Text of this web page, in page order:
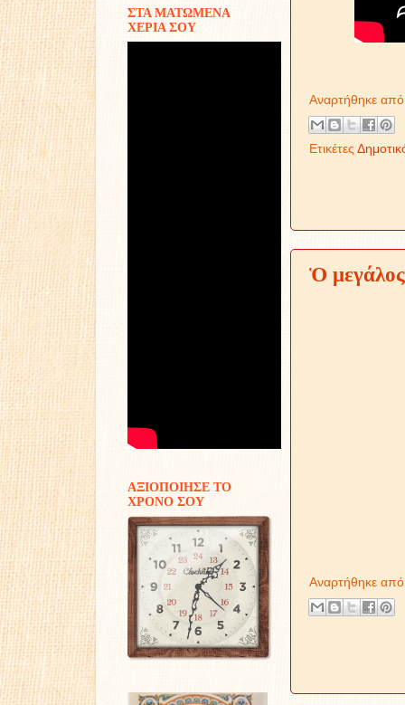
Αναρτήθηκε από
Ετικέτες
Ὁ
Αναρτήθηκε από
ΣΤΑ ΜΑΤΩΜΕΝΑ
ΧΕΡΙΑ ΣΟΥ
ΑΞΙΟΠΟΙΗΣΕ ΤΟ
ΧΡΟΝΟ ΣΟΥ